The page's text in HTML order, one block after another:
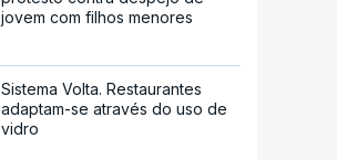
jovem com filhos menores
Sistema Volta. Restaurantes
adaptam-se através do uso de
vidro